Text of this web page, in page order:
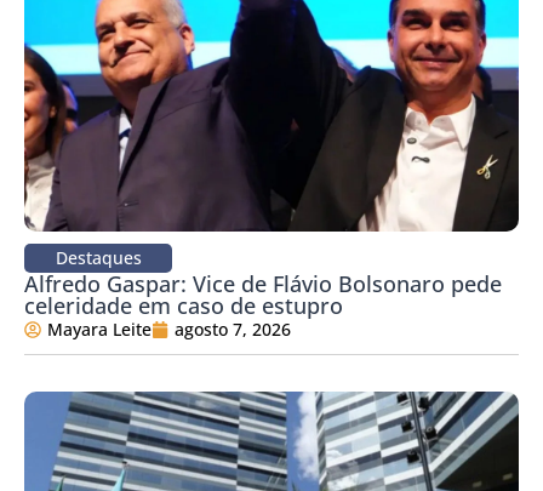
Destaques
Alfredo Gaspar: Vice de Flávio Bolsonaro pede
celeridade em caso de estupro
Mayara Leite agosto 7, 2026